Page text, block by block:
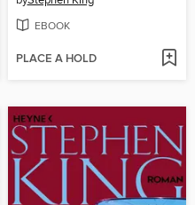
EBOOK
PLACE A HOLD